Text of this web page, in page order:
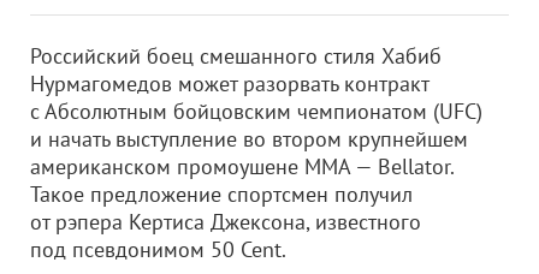
Российский боец смешанного стиля Хабиб
Нурмагомедов может разорвать контракт
с Абсолютным бойцовским чемпионатом (UFC)
и начать выступление во втором крупнейшем
американском промоушене ММА — Bellator.
Такое предложение спортсмен получил
от рэпера Кертиса Джексона, известного
под псевдонимом 50 Cent.